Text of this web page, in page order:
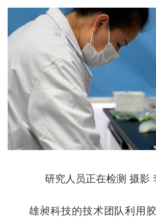
研究人员正在检测 摄影
雄昶科技的技术团队利用胶